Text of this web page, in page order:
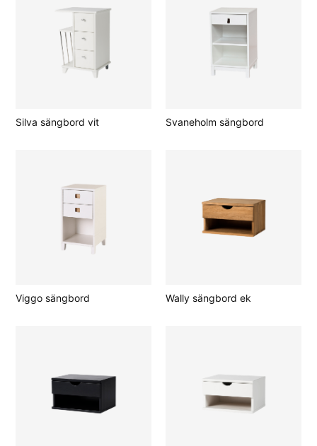
Silva sängbord vit Svaneholm sängbord
Viggo sängbord Wally sängbord ek